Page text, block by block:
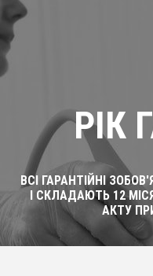
РІК
ВСІ ГАРАНТІЙНІ
І СКЛАДАЮТЬ 12
АКТУ